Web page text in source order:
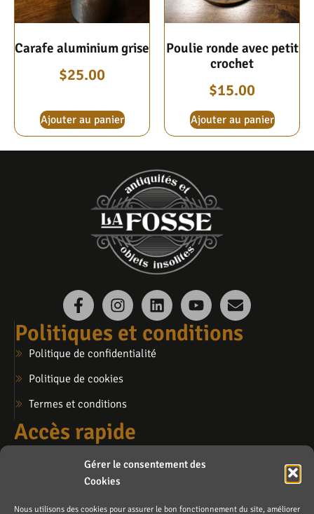
Gérer le consentement des
Cookies
Nous utilisons des cookies pour assurer le bon fonctionnement du site, améliorer
Carafe aluminium grise
$25.00
Ajouter au panier
Poulie ronde avec petit
crochet
$15.00
Ajouter au panier
Politiques et conditions
Politique de confidentialité
Politique de cookies
Termes et conditions
Accès rapide
Ma liste de souhaits